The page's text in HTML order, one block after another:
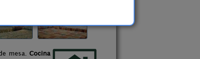
mesa. Cocina